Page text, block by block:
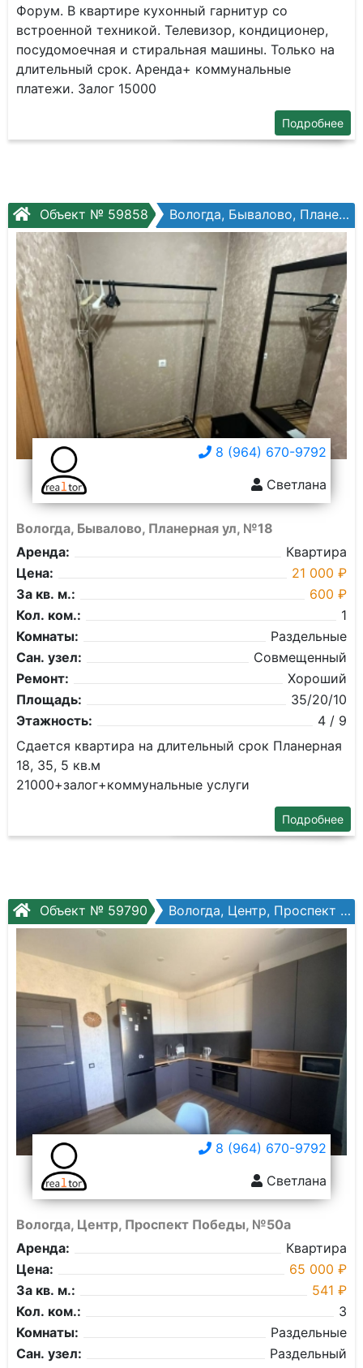
Форум. В квартире кухонный гарнитур со
встроенной техникой. Телевизор, кондиционер,
посудомоечная и стиральная машины. Только на
длительный срок. Аренда+ коммунальные
платежи. Залог 15000
Подробнее
Объект № 59858 Вологда, Бывалово, Планерная ул, №18
8 (964) 670-9792
Светлана
Вологда, Бывалово, Планерная ул, №18
Аренда:
Квартира
Цена:
21 000 ₽
За кв. м.:
600 ₽
Кол. ком.:
1
Комнаты:
Раздельные
Сан. узел:
Совмещенный
Ремонт:
Хороший
Площадь:
35/20/10
Этажность:
4 / 9
Сдается квартира на длительный срок Планерная
18, 35, 5 кв.м
21000+залог+коммунальные услуги
Подробнее
Объект № 59790 Вологда, Центр, Проспект Победы, №50а
8 (964) 670-9792
Светлана
Вологда, Центр, Проспект Победы, №50а
Аренда:
Квартира
Цена:
65 000 ₽
За кв. м.:
541 ₽
Кол. ком.:
3
Комнаты:
Раздельные
Сан. узел:
Раздельный